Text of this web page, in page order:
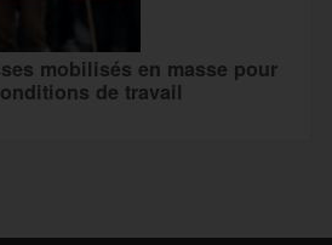
mobilisés en masse pour
de travail